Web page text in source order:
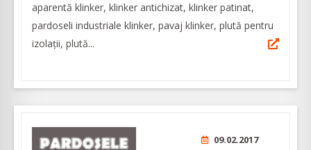
aparentă klinker, klinker antichizat, klinker patinat,
pardoseli industriale klinker, pavaj klinker, plută pentru
izolații, plută...
09.02.2017